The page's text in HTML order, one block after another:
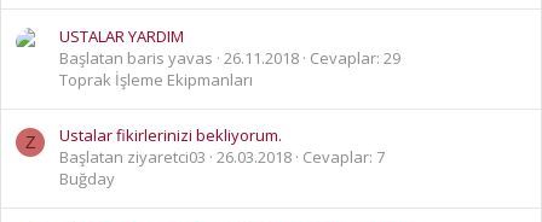
USTALAR YARDIM
Başlatan baris yavas
26.11.2018 Cevaplar: 29
Toprak İşleme Ekipmanları
Z
Ustalar fikirlerinizi bekliyorum.
Başlatan ziyaretci03 26.03.2018 Cevaplar: 7
Buğday